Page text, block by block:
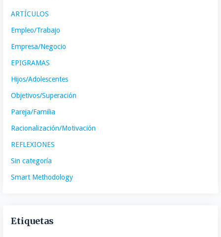
ARTÍCULOS
Empleo/Trabajo
Empresa/Negocio
EPIGRAMAS
Hijos/Adolescentes
Objetivos/Superación
Pareja/Familia
Racionalización/Motivación
REFLEXIONES
Sin categoría
Smart Methodology
Etiquetas